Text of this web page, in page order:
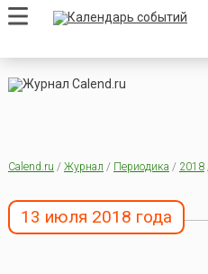
Calend.ru / Журнал / Периодика / 2018
13 июля 2018 года